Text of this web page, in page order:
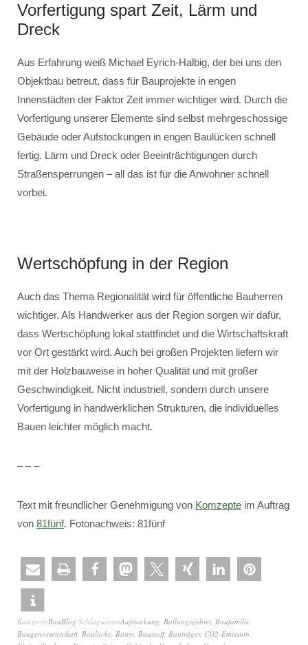
Vorfertigung spart Zeit, Lärm und
Dreck
Aus Erfahrung weiß Michael Eyrich-Halbig, der bei uns den
Objektbau betreut, dass für Bauprojekte in engen
Innenstädten der Faktor Zeit immer wichtiger wird. Durch die
Vorfertigung unserer Elemente sind selbst mehrgeschossige
Gebäude oder Aufstockungen in engen Baulücken schnell
fertig. Lärm und Dreck oder Beeinträchtigungen durch
Straßensperrungen – all das ist für die Anwohner schnell
vorbei.
Wertschöpfung in der Region
Auch das Thema Regionalität wird für öffentliche Bauherren
wichtiger. Als Handwerker aus der Region sorgen wir dafür,
dass Wertschöpfung lokal stattfindet und die Wirtschaftskraft
vor Ort gestärkt wird. Auch bei großen Projekten liefern wir
mit der Holzbauweise in hoher Qualität und mit großer
Geschwindigkeit. Nicht industriell, sondern durch unsere
Vorfertigung in handwerklichen Strukturen, die individuelles
Bauen leichter möglich macht.
– – –
Text mit freundlicher Genehmigung von Komzepte im Auftrag
von 81fünf. Fotonachweis: 81fünf
KategorieBauBlog SchlagwörterAufstockung, Ballungsgebiet, Baufamilie,
Baugenossenschaft, Baulücke, Baum, Baustoff, Bauträger, CO2-Emission,